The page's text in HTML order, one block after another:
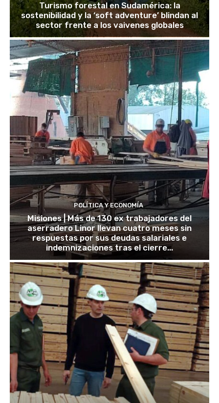
Turismo forestal en Sudamérica: la
sostenibilidad y la ‘soft adventure’ blindan al
sector frente a los vaivenes globales
POLÍTICA Y ECONOMÍA
Misiones | Más de 130 ex trabajadores del
aserradero Linor llevan cuatro meses sin
respuestas por sus deudas salariales e
indemnizaciones tras el cierre...